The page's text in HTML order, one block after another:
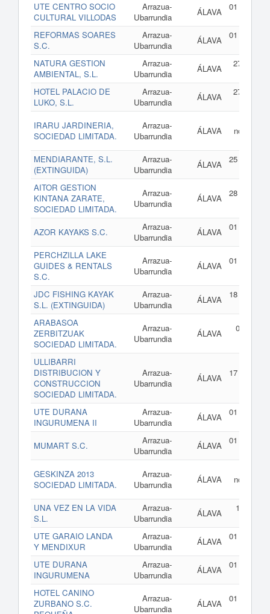
UTE CENTRO SOCIO
CULTURAL VILLODAS
Arrazua-
Ubarrundia
ÁLAVA
01 de
REFORMAS SOARES
S.C.
Arrazua-
Ubarrundia
ÁLAVA
01 de
NATURA GESTION
AMBIENTAL, S.L.
Arrazua-
Ubarrundia
ÁLAVA
27 de
HOTEL PALACIO DE
LUKO, S.L.
Arrazua-
Ubarrundia
ÁLAVA
27 de
IRARU JARDINERIA,
SOCIEDAD LIMITADA.
Arrazua-
Ubarrundia
ÁLAVA
MENDIARANTE, S.L.
(EXTINGUIDA)
Arrazua-
Ubarrundia
ÁLAVA
25 de
AITOR GESTION
KINTANA ZARATE,
SOCIEDAD LIMITADA.
Arrazua-
Ubarrundia
ÁLAVA
28 de
AZOR KAYAKS S.C.
Arrazua-
Ubarrundia
ÁLAVA
01 de
PERCHZILLA LAKE
GUIDES & RENTALS
S.C.
Arrazua-
Ubarrundia
ÁLAVA
01 de
JDC FISHING KAYAK
S.L. (EXTINGUIDA)
Arrazua-
Ubarrundia
ÁLAVA
18 de
ARABASOA
ZERBITZUAK
SOCIEDAD LIMITADA.
Arrazua-
Ubarrundia
ÁLAVA
08 de
ULLIBARRI
DISTRIBUCION Y
CONSTRUCCION
SOCIEDAD LIMITADA.
Arrazua-
Ubarrundia
ÁLAVA
17 de
UTE DURANA
INGURUMENA II
Arrazua-
Ubarrundia
ÁLAVA
01 de
MUMART S.C.
Arrazua-
Ubarrundia
ÁLAVA
01 de
GESKINZA 2013
SOCIEDAD LIMITADA.
Arrazua-
Ubarrundia
ÁLAVA
UNA VEZ EN LA VIDA
S.L.
Arrazua-
Ubarrundia
ÁLAVA
12 de
UTE GARAIO LANDA
Y MENDIXUR
Arrazua-
Ubarrundia
ÁLAVA
01 de
UTE DURANA
INGURUMENA
Arrazua-
Ubarrundia
ÁLAVA
01 de
HOTEL CANINO
ZURBANO S.C.
Arrazua-
Ubarrundia
ÁLAVA
01 de